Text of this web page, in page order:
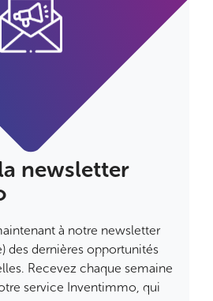
newsletter
à notre newsletter
des dernières opportunités
Recevez chaque semaine
service Inventimmo, qui